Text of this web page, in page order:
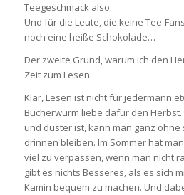
Teegeschmack also.
Und für die Leute, die keine Tee-
noch eine heiße Schokolade…
Der zweite Grund, warum ich den
Zeit zum Lesen.
Klar, Lesen ist nicht für jedermann
Bücherwurm liebe dafür den
und düster ist, kann man ganz ohne
drinnen bleiben. Im Sommer hat
viel zu verpassen, wenn man nicht
gibt es nichts Besseres, als es sich
Kamin bequem zu machen. Und